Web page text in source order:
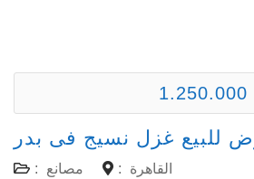
1.250.000
للبيع غزل نسيج فى بدر
: مصانع :
القاهرة